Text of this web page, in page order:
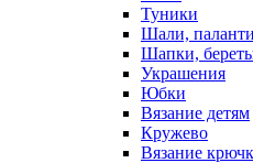
Туники
Шали,
Шапки,
Украшения
Юбки
Вязание детям
Кружево
Вязание